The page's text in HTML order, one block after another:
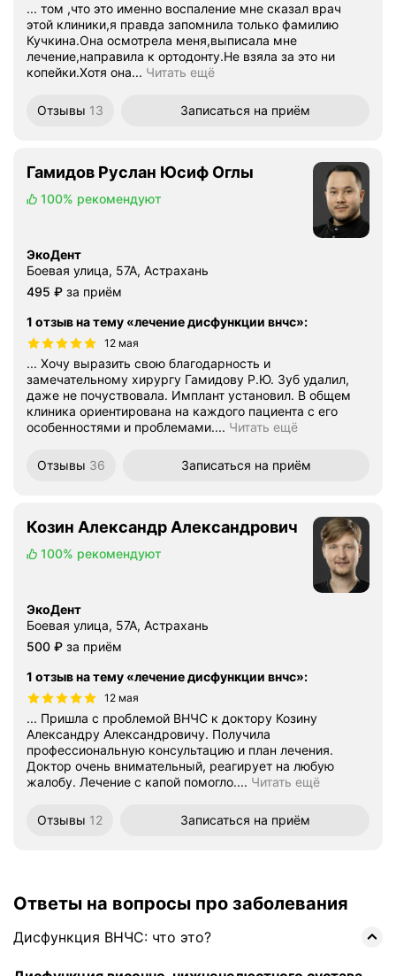
... том ,что это именно воспаление мне сказал врач
этой клиники,я правда запомнила только фамилию
Кучкина.Она осмотрела меня,выписала мне
лечение,направила к ортодонту.Не взяла за это ни
копейки.Хотя она... Читать ещё
Отзывы 13 Записаться на приём
Гамидов Руслан Юсиф Оглы
100% рекомендуют
ЭкоДент
Боевая улица, 57А, Астрахань
Цена
495 ₽ за приём
1 отзыв на тему «лечение дисфункции внчс»:
12 мая
... Хочу выразить свою благодарность и
замечательному хирургу Гамидову Р.Ю. Зуб удалил,
даже не почуствовала. Имплант установил. В общем
клиника ориентирована на каждого пациента с его
особенностями и проблемами.... Читать ещё
Отзывы 36 Записаться на приём
Козин Александр Александрович
100% рекомендуют
ЭкоДент
Боевая улица, 57А, Астрахань
Цена
500 ₽ за приём
1 отзыв на тему «лечение дисфункции внчс»:
12 мая
... Пришла с проблемой ВНЧС к доктору Козину
Александру Александровичу. Получила
профессиональную консультацию и план лечения.
Доктор очень внимательный, реагирует на любую
жалобу. Лечение с капой помогло.... Читать ещё
Отзывы 12 Записаться на приём
Ответы на вопросы про заболевания
Дисфункция ВНЧС: что это?